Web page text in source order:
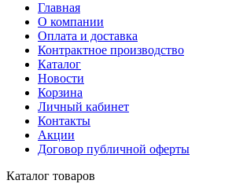
Главная
О компании
Оплата и доставка
Контрактное производство
Каталог
Новости
Корзина
Личный кабинет
Контакты
Акции
Договор публичной оферты
Каталог товаров